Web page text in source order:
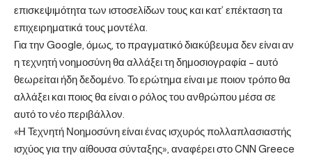
επισκεψιμότητα των ιστοσελίδων τους και κατ’ επέκταση τα
επιχειρηματικά τους μοντέλα.
Για την Google, όμως, το πραγματικό διακύβευμα δεν είναι αν
η τεχνητή νοημοσύνη θα αλλάξει τη δημοσιογραφία – αυτό
θεωρείται ήδη δεδομένο. Το ερώτημα είναι με ποιον τρόπο θα
αλλάξει και ποιος θα είναι ο ρόλος του ανθρώπου μέσα σε
αυτό το νέο περιβάλλον.
«Η Τεχνητή Νοημοσύνη είναι ένας ισχυρός πολλαπλασιαστής
ισχύος για την αίθουσα σύνταξης», αναφέρει στο CNN Greece